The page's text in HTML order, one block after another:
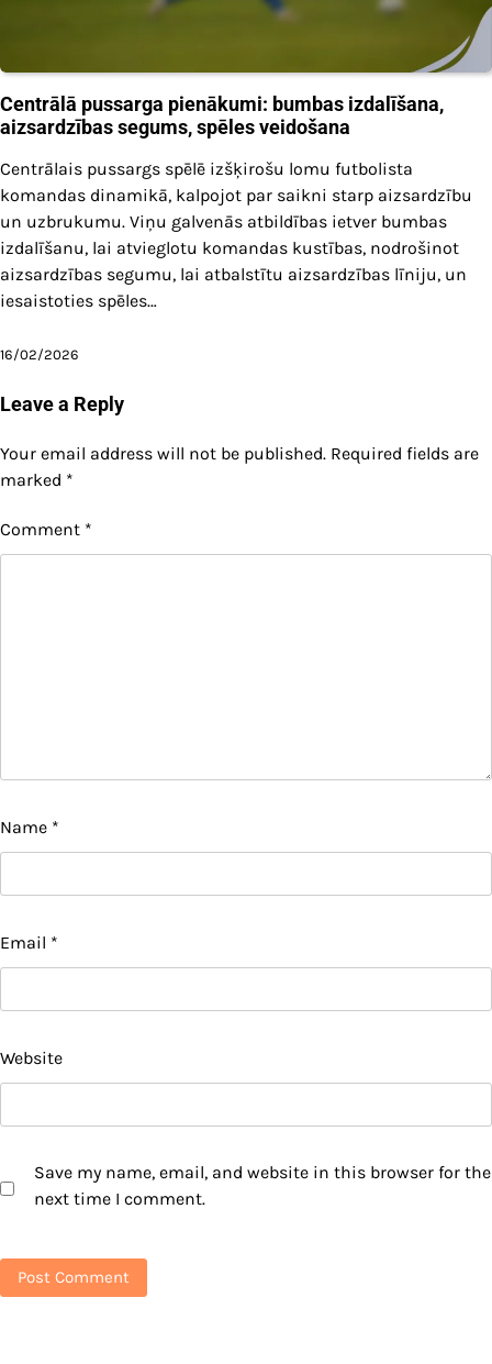
Centrālā pussarga pienākumi: bumbas izdalīšana,
aizsardzības segums, spēles veidošana
Centrālais pussargs spēlē izšķirošu lomu futbolista
komandas dinamikā, kalpojot par saikni starp aizsardzību
un uzbrukumu. Viņu galvenās atbildības ietver bumbas
izdalīšanu, lai atvieglotu komandas kustības, nodrošinot
aizsardzības segumu, lai atbalstītu aizsardzības līniju, un
iesaistoties spēles…
16/02/2026
Leave a Reply
Your email address will not be published. Required fields are
marked *
Comment *
Name *
Email *
Website
Save my name, email, and website in this browser for the
next time I comment.